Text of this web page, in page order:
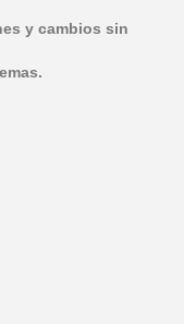
y cambios sin